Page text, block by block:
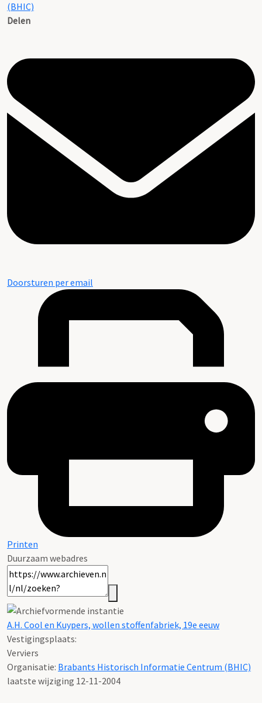
(BHIC)
Delen
Doorsturen per email
Printen
Duurzaam webadres
A.H. Cool en Kuypers, wollen stoffenfabriek, 19e eeuw
Vestigingsplaats:
Verviers
Organisatie: Brabants Historisch Informatie Centrum (BHIC)
laatste wijziging 12-11-2004